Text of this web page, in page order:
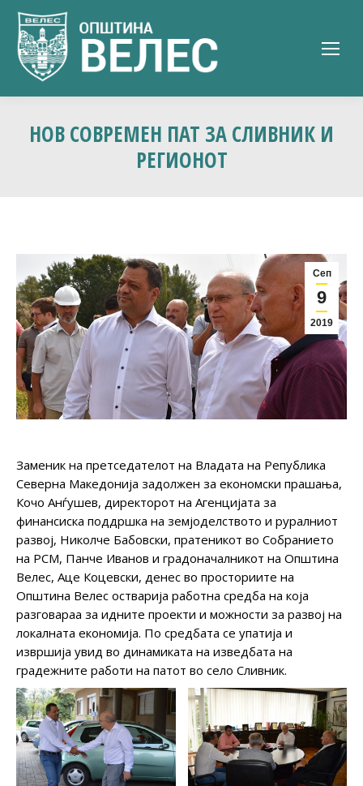
НОВ СОВРЕМЕН ПАТ ЗА СЛИВНИК И
РЕГИОНОТ
Сеп
9
2019
Заменик на претседателот на Владата на Република
Северна Македонија задолжен за економски прашања,
Кочо Анѓушев, директорот на Агенцијата за
финансиска поддршка на земјоделството и руралниот
развој, Николче Бабовски, пратеникот во Собранието
на РСМ, Панче Иванов и градоначалникот на Општина
Велес, Аце Коцевски, денес во просториите на
Општина Велес остварија работна средба на која
разговараа за идните проекти и можности за развој на
локалната економија. По средбата се упатија и
извршија увид во динамиката на изведбата на
градежните работи на патот во село Сливник.